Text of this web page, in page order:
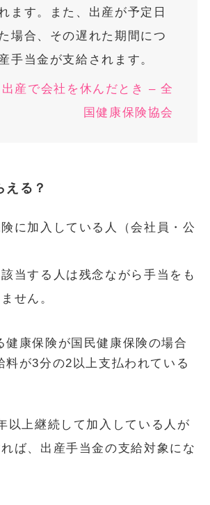
ます。また、出産が予定日
場合、その遅れた期間につ
手当金が支給されます。
出産で会社を休んだとき – 全
国健康保険協会
える？
に加入している人（会社員・公
当する人は残念ながら手当をも
せん。
健康保険が国民健康保険の場合
料が3分の2以上支払われている
以上継続して加入している人が
ば、出産手当金の支給対象にな